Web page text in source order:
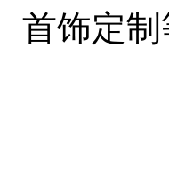
首饰定